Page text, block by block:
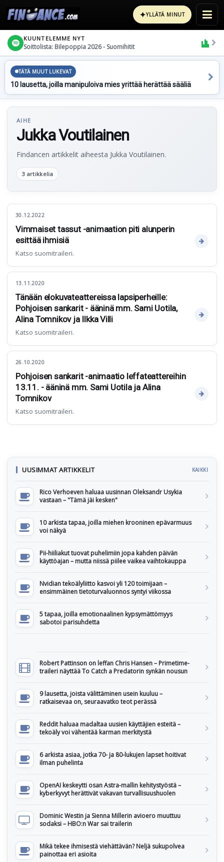
✦YLLÄTÄ MINUT
KUUNTELEMME NYT
Soittolista: Bilepoppia 2026 - Suomihitit
TÄTÄ MUUT LUKEVAT
10 lausetta, joilla manipuloiva mies yrittää herättää sääliä
AIHE
Jukka Voutilainen
Findancen artikkelit aiheesta Jukka Voutilainen.
3 artikkelia
30.12.2022
Vimmaiset tassut -animaation piti alunperin
esittää ihmisiä
Katso suomitraileri.
13.11.2020
Tänään elokuvateattereissa lapsiperheille:
Pohjoisen sankarit - ääninä mm. Sami Uotila,
Alina Tomnikov ja Ilkka Villi
Katso suomitraileri.
26.10.2020
Pohjoisen sankarit -animaatio leffateattereihin
13.11. - ääninä mm. Sami Uotila ja Alina
Tomnikov
Katso suomitraileri.
UUSIMMAT ARTIKKELIT KAIKKI
Rico Verhoeven haluaa uusinnan Oleksandr Usykia
vastaan – "Tämä jäi kesken"
10 arkista tapaa, joilla miehen krooninen epävarmuus
voi näkyä
Pii-hiiliakut tuovat puhelimiin jopa kahden päivän
käyttöajan – mutta niissä piilee vaikea vaihtokauppa
Nvidian tekoälyliitto kasvoi yli 120 toimijaan –
ensimmäinen tietoturvaluonnos syntyi viikossa
5 tapaa, joilla emotionaalinen kypsymättömyys
sabotoi parisuhdetta
Robert Pattinson on leffan Chris Hansen – Primetime-
traileri näyttää To Catch a Predatorin synkän nousun
9 lausetta, joista välittäminen usein kuuluu –
ratkaisevaa on, seuraavatko teot perässä
Reddit haluaa madaltaa uusien käyttäjien esteitä –
tekoäly voi vähentää karman merkitystä
6 arkista asiaa, jotka 70- ja 80-lukujen lapset hoitivat
ilman puhelinta
OpenAI keskeytti osan Astra-mallin kehitystyöstä –
kyberkyvyt herättivät vakavan turvallisuushuolen
Dominic Westin ja Sienna Millerin avioero muuttuu
sodaksi – HBO:n War sai trailerin
Mikä tekee ihmisestä viehättävän? Neljä sukupolvea
painottaa eri asioita